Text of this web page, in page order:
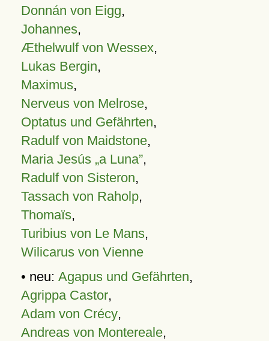
Donnán von Eigg,
Johannes,
Æthelwulf von Wessex,
Lukas Bergin,
Maximus,
Nerveus von Melrose,
Optatus und Gefährten,
Radulf von Maidstone,
Maria Jesús „a Luna”,
Radulf von Sisteron,
Tassach von Raholp,
Thomaïs,
Turibius von Le Mans,
Wilicarus von Vienne
• neu: Agapus und Gefährten,
Agrippa Castor,
Adam von Crécy,
Andreas von Montereale,